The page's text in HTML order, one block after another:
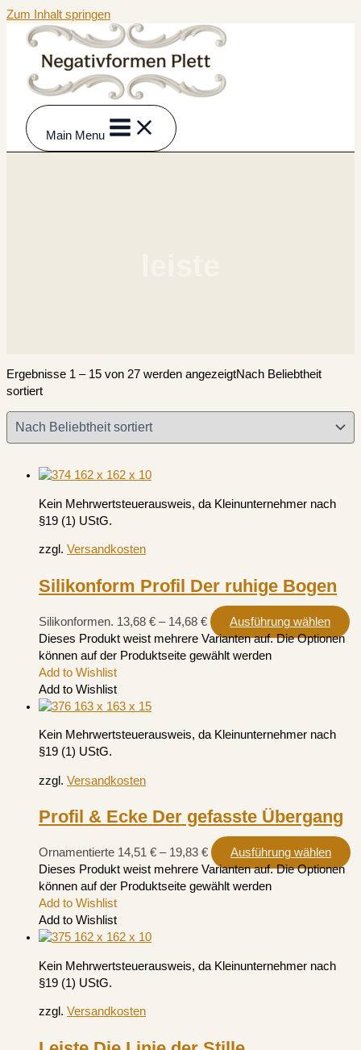
Zum Inhalt springen
Main Menu
Ergebnisse 1 – 15 von 27 werden angezeigtNach Beliebtheit
sortiert
Kein Mehrwertsteuerausweis, da Kleinunternehmer nach
§19 (1) UStG.
zzgl. Versandkosten
Silikonform Profil Der ruhige Bogen
Silikonformen. 13,68 € – 14,68 €
Ausführung wählen
Dieses Produkt weist mehrere Varianten auf. Die Optionen
können auf der Produktseite gewählt werden
Add to Wishlist
Add to Wishlist
Kein Mehrwertsteuerausweis, da Kleinunternehmer nach
§19 (1) UStG.
zzgl. Versandkosten
Profil & Ecke Der gefasste Übergang
Ornamentierte 14,51 € – 19,83 €
Ausführung wählen
Dieses Produkt weist mehrere Varianten auf. Die Optionen
können auf der Produktseite gewählt werden
Add to Wishlist
Add to Wishlist
Kein Mehrwertsteuerausweis, da Kleinunternehmer nach
§19 (1) UStG.
zzgl. Versandkosten